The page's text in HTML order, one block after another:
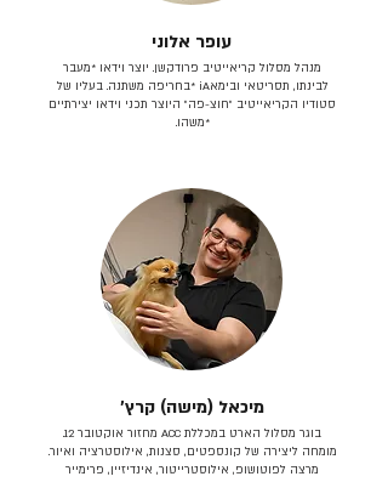
עופר אלוני
מנהל מסלול קריאייטיב פרודקשן. יוצר וידאו *מעבר
לבינתו, תסריטאי וב​ימאiA‎ *בחריפה משתנה. בעליו של
סטודיו הקריאייטיב ״חוצ-פה״ היוצר תכני וידאו יצירתיים
*משהו.
מיכאל (מישה) קרץ׳
בוגר מסלול הארט במכללת ACC מחזור אוקטובר 12.
מומחה ליצירה של קונספטים, סצנות, אילוסטרציה ואיור.
מרצה לפוטושופ, אילוסטרייטור, אינדיזיין, פרימייר